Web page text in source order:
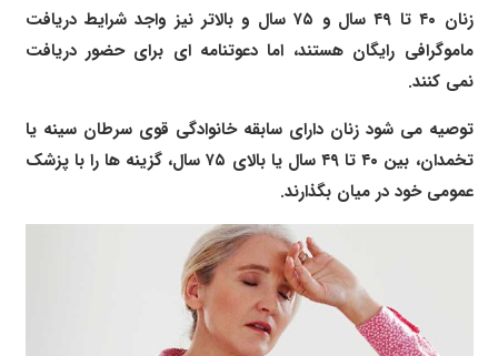
زنان ۴۰ تا ۴۹ سال و ۷۵ سال و بالاتر نیز واجد شرایط دریافت
ماموگرافی رایگان هستند، اما دعوتنامه ای برای حضور دریافت
نمی کنند.
توصیه می شود زنان دارای سابقه خانوادگی قوی سرطان سینه یا
تخمدان، بین ۴۰ تا ۴۹ سال یا بالای ۷۵ سال، گزینه ها را با پزشک
عمومی خود در میان بگذارند.